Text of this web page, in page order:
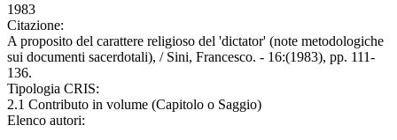
1983
Citazione:
A proposito del carattere religioso del 'dictator' (note metodologiche
sui documenti sacerdotali), / Sini, Francesco. - 16:(1983), pp. 111-
136.
Tipologia CRIS:
2.1 Contributo in volume (Capitolo o Saggio)
Elenco autori: